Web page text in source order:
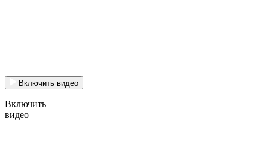
Включить видео
Включить
видео